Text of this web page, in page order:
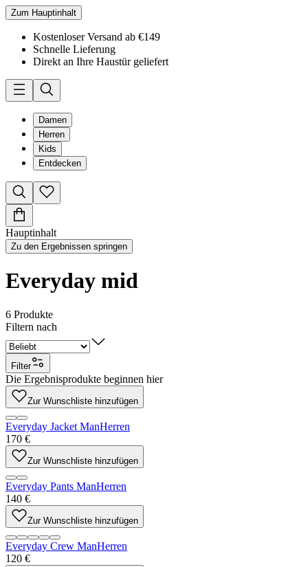
Zum Hauptinhalt
Kostenloser Versand ab €149
Schnelle Lieferung
Direkt an Ihre Haustür geliefert
Damen
Herren
Kids
Entdecken
Hauptinhalt
Zu den Ergebnissen springen
Everyday mid
6 Produkte
Filtern nach
Filter
Die Ergebnisprodukte beginnen hier
Zur Wunschliste hinzufügen
Everyday Jacket ManHerren
170 €
Zur Wunschliste hinzufügen
Everyday Pants ManHerren
140 €
Zur Wunschliste hinzufügen
Everyday Crew ManHerren
120 €